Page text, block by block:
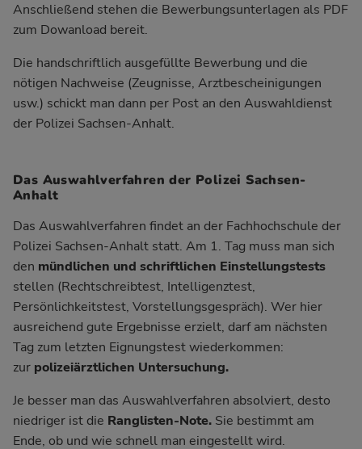
Anschließend stehen die Bewerbungsunterlagen als PDF
zum Dowanload bereit.
Die handschriftlich ausgefüllte Bewerbung und die
nötigen Nachweise (Zeugnisse, Arztbescheinigungen
usw.) schickt man dann per Post an den Auswahldienst
der Polizei Sachsen-Anhalt.
Das Auswahlverfahren der Polizei Sachsen-
Anhalt
Das Auswahlverfahren findet an der Fachhochschule der
Polizei Sachsen-Anhalt statt. Am 1. Tag muss man sich
den mündlichen und schriftlichen Einstellungstests
stellen (Rechtschreibtest, Intelligenztest,
Persönlichkeitstest, Vorstellungsgespräch). Wer hier
ausreichend gute Ergebnisse erzielt, darf am nächsten
Tag zum letzten Eignungstest wiederkommen:
zur polizeiärztlichen Untersuchung.
Je besser man das Auswahlverfahren absolviert, desto
niedriger ist die Ranglisten-Note. Sie bestimmt am
Ende, ob und wie schnell man eingestellt wird.